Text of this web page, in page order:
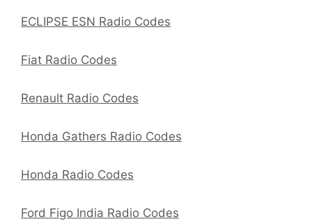
ECLIPSE ESN Radio Codes
Fiat Radio Codes
Renault Radio Codes
Honda Gathers Radio Codes
Honda Radio Codes
Ford Figo India Radio Codes